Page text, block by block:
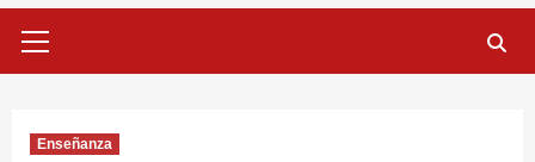
primario
Enseñanza